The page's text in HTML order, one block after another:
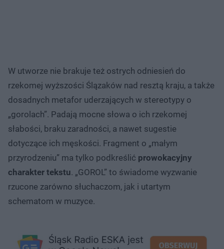
W utworze nie brakuje też ostrych odniesień do
rzekomej wyższości Ślązaków nad resztą kraju, a także
dosadnych metafor uderzających w stereotypy o
„gorolach”. Padają mocne słowa o ich rzekomej
słabości, braku zaradności, a nawet sugestie
dotyczące ich męskości. Fragment o „małym
przyrodzeniu” ma tylko podkreślić prowokacyjny
charakter tekstu. „GOROL” to świadome wyzwanie
rzucone zarówno słuchaczom, jak i utartym
schematom w muzyce.